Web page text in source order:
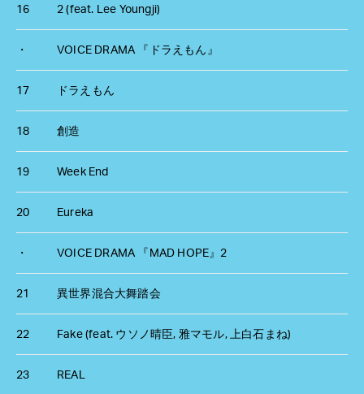
16 2 (feat. Lee Youngji)
・ VOICE DRAMA 『ドラえもん』
17 ドラえもん
18 創造
19 Week End
20 Eureka
・ VOICE DRAMA 『MAD HOPE』2
21 異世界混合大舞踏会
22 Fake (feat. ウソノ晴臣, 雅マモル, 上白石まね)
23 REAL